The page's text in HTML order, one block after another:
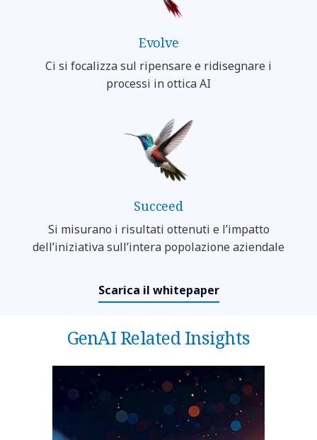
Evolve
Ci si focalizza sul ripensare e ridisegnare i
processi in ottica AI
Succeed
Si misurano i risultati ottenuti e l’impatto
dell’iniziativa sull’intera popolazione aziendale
Scarica il whitepaper
GenAI Related Insights